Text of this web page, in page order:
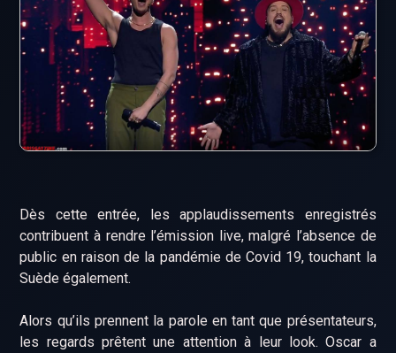
Dès cette entrée, les applaudissements enregistrés
contribuent à rendre l’émission live, malgré l’absence de
public en raison de la pandémie de Covid 19, touchant la
Suède également.
Alors qu’ils prennent la parole en tant que présentateurs,
les regards prêtent une attention à leur look. Oscar a